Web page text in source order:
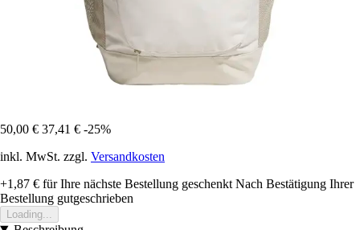
50,00 € 37,41 € -25%
inkl. MwSt. zzgl. Versandkosten
+1,87 € für Ihre nächste Bestellung geschenkt Nach Bestätigung Ihrer
Bestellung gutgeschrieben
Loading...